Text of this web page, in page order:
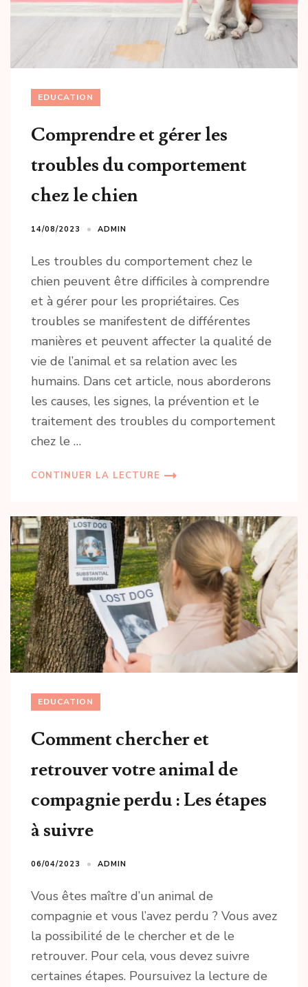
EDUCATION
Comprendre et gérer les
troubles du comportement
chez le chien
14/08/2023 ADMIN
Les troubles du comportement chez le
chien peuvent être difficiles à comprendre
et à gérer pour les propriétaires. Ces
troubles se manifestent de différentes
manières et peuvent affecter la qualité de
vie de l’animal et sa relation avec les
humains. Dans cet article, nous aborderons
les causes, les signes, la prévention et le
traitement des troubles du comportement
chez le …
CONTINUER LA LECTURE
EDUCATION
Comment chercher et
retrouver votre animal de
compagnie perdu : Les étapes
à suivre
06/04/2023 ADMIN
Vous êtes maître d’un animal de
compagnie et vous l’avez perdu ? Vous avez
la possibilité de le chercher et de le
retrouver. Pour cela, vous devez suivre
certaines étapes. Poursuivez la lecture de